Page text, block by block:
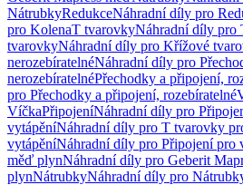
NátrubkyRedukceNáhradní díly pro
pro KolenaT tvarovkyNáhradní díly pro
tvarovkyNáhradní díly pro Křížové
nerozebíratelnéNáhradní díly pro
nerozebíratelnéPřechodky a připojení,
pro Přechodky a připojení, rozebíratelné
VíčkaPřipojeníNáhradní díly pro
vytápěníNáhradní díly pro T tvarovky
vytápěníNáhradní díly pro Připojení pro
měď plynNáhradní díly pro Geberit
plynNátrubkyNáhradní díly pro